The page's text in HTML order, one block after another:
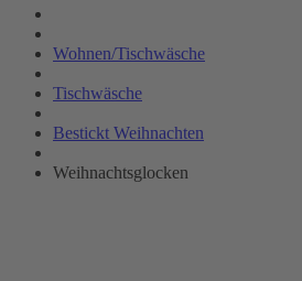
Wohnen/Tischwäsche
Tischwäsche
Bestickt Weihnachten
Weihnachtsglocken